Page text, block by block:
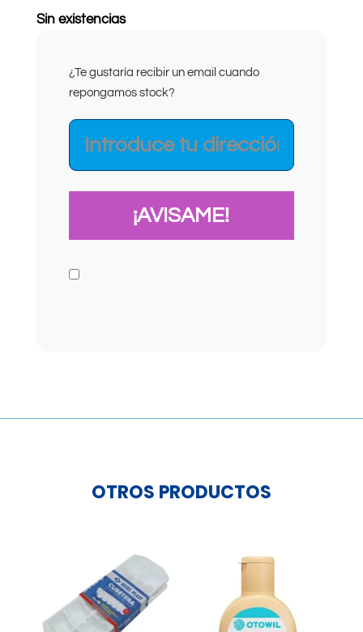
Sin existencias
¿Te gustaría recibir un email cuando
repongamos stock?
OTROS PRODUCTOS